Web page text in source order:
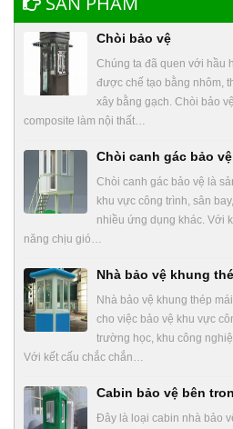
Chòi bảo vệ
Chúng ta đã quen với hầu
được chế tạo bằng nhôm,
xây bằng gạch. Chòi bảo
composite làm nội thất…
Chòi canh gác bảo vệ
Chòi canh gác bảo vệ là
khu vực công trình, sân
nhiều ứng dụng khác. Với
năng chịu gió…
Nhà bảo vệ khung
Nhà bảo vệ khung thép
cho việc bảo vệ khu vực
trường học, khu công
Với kết cấu chắc chắn…
Cabin bảo vệ bên
Đây là loại cabin nhà bảo